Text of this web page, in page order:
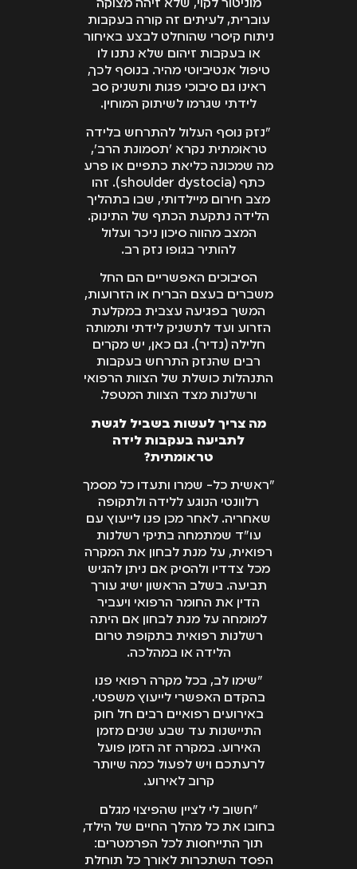
מוניטור לקוי, שלא זיהה מצוקה
עוברית, לעיתים זה קורה בעקבות
ניתוח קיסרי שהוחלט לבצע באיחור
או בעקבות זיהום שלא נתנו לו
טיפול אנטיביוטי מהיר. בנוסף לכך,
ראינו גם סיבוכי פגות ותשניק סב
לידתי שגרמו לשיתוק המוחין.
"נזק נוסף העלול להתרחש בלידה
טראומתית נקרא 'תסמונת הרב',
מה שמכונה כליאת כתפיים או פרע
כתף (shoulder dystocia). זהו
מצב חירום מיילדותי, שבו בתהליך
הלידה נתקעת הכתף של התינוק.
המצב מהווה סיכון ניכר ועלול
להותיר בגופו נזק רב.
הסיבוכים האפשריים הם החל
משברים בעצם הבריח או הזרועות,
המשך בפגיעה עצבית במקלעת
הזרוע ועד לתשניק לידתי ותמותה
חלילה (נדיר). גם כאן, יש מקרים
רבים שהנזק התרחש בעקבות
התנהלות כושלת של הצוות הרפואי
ורשלנות מצד הצוות המטפל.
מה צריך לעשות בשביל לגשת
לתביעה בעקבות לידה
טראומתית?
"ראשית כל- שמרו ותעדו כל מסמך
רלוונטי הנוגע ללידה ולתקופה
שאחריה. לאחר מכן פנו לייעוץ עם
עו"ד שמתמחה בתיקי רשלנות
רפואית, על מנת לבחון את המקרה
מכל צדדיו ולהסיק אם ניתן להגיש
תביעה. בשלב הראשון ישיג עורך
הדין את החומר הרפואי ויעביר
למומחה על מנת לבחון אם היתה
רשלנות רפואית בתקופת טרום
הלידה או במהלכה.
"שימו לב, בכל מקרה רפואי פנו
בהקדם האפשרי לייעוץ משפטי.
באירועים רפואיים רבים חל חוק
התיישנות עד שבע שנים מזמן
האירוע. במקרה זה הזמן פועל
לרעתכם ויש לפעול כמה שיותר
קרוב לאירוע.
"חשוב לי לציין שהפיצוי מגלם
בחובו את כל מהלך החיים של הילד,
תוך התייחסות לכל הפרמטרים:
הפסד השתכרות לאורך כל תוחלת